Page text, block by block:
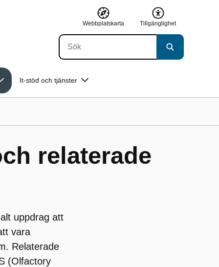
Webbplatskarta Tillgänglighet
It-stöd och tjänster
relaterade
uppdrag att
vara
Relaterade
(Olfactory